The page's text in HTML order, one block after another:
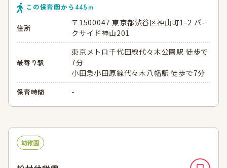
この保育園から 445ｍ
住所
〒1500047 東京都渋谷区神山町1-2 パ-
クサイド神山201
最寄り駅
東京メトロ千代田線代々木公園駅 徒歩で
7分
小田急小田原線代々木八幡駅 徒歩で7分
保育時間 -
幼稚園